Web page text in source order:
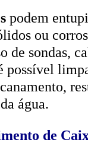
podem
ou
de sondas,
possível
água.
de